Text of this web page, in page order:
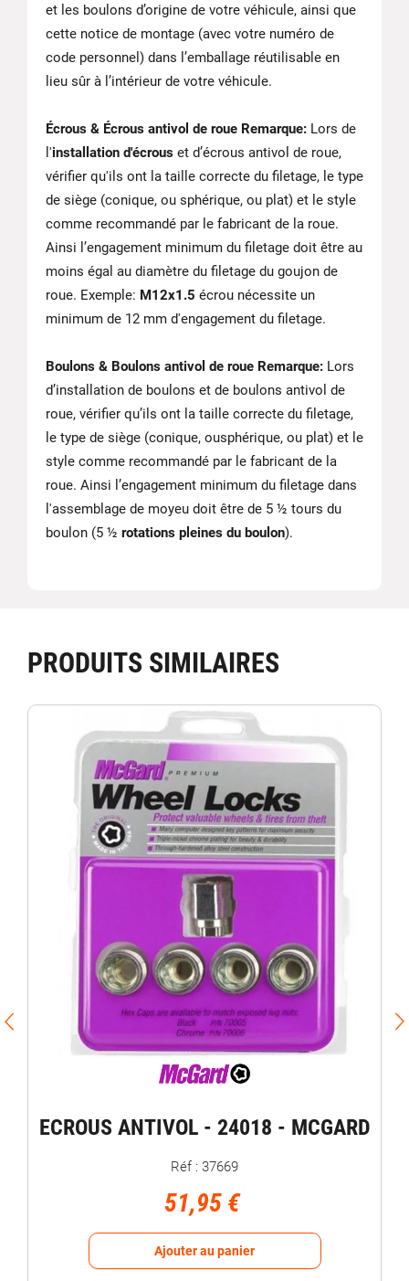
et les boulons d’origine de votre véhicule, ainsi que
cette notice de montage (avec votre numéro de
code personnel) dans l’emballage réutilisable en
lieu sûr à l’intérieur de votre véhicule.
Écrous & Écrous antivol de roue Remarque: Lors de
l'installation d'écrous et d’écrous antivol de roue,
vérifier qu'ils ont la taille correcte du filetage, le type
de siège (conique, ou sphérique, ou plat) et le style
comme recommandé par le fabricant de la roue.
Ainsi l’engagement minimum du filetage doit être au
moins égal au diamètre du filetage du goujon de
roue. Exemple: M12x1.5 écrou nécessite un
minimum de 12 mm d'engagement du filetage.
Boulons & Boulons antivol de roue Remarque: Lors
d’installation de boulons et de boulons antivol de
roue, vérifier qu’ils ont la taille correcte du filetage,
le type de siège (conique, ousphérique, ou plat) et le
style comme recommandé par le fabricant de la
roue. Ainsi l’engagement minimum du filetage dans
l'assemblage de moyeu doit être de 5 ½ tours du
boulon (5 ½ rotations pleines du boulon).
PRODUITS SIMILAIRES
ECROUS ANTIVOL - 24018 - MCGARD
Réf : 37669
51,95 €
Ajouter au panier